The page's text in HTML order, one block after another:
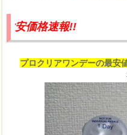
報!!
プロクリアワンデーの最安